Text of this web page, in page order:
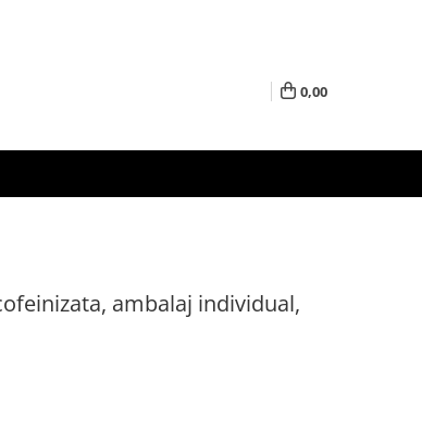
0,00
ambalaj individual,